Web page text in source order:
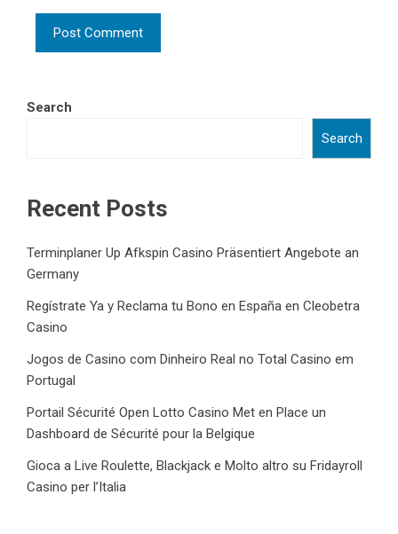
Search
Search
Recent Posts
Terminplaner Up Afkspin Casino Präsentiert Angebote an
Germany
Regístrate Ya y Reclama tu Bono en España en Cleobetra
Casino
Jogos de Casino com Dinheiro Real no Total Casino em
Portugal
Portail Sécurité Open Lotto Casino Met en Place un
Dashboard de Sécurité pour la Belgique
Gioca a Live Roulette, Blackjack e Molto altro su Fridayroll
Casino per l’Italia